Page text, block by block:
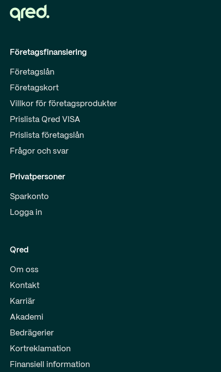
Företagsfinansiering
Företagslån
Företagskort
Villkor för företagsprodukter
Prislista Qred VISA
Prislista företagslån
Frågor och svar
Privatpersoner
Sparkonto
Logga in
Qred
Om oss
Kontakt
Karriär
Akademi
Bedrägerier
Kortreklamation
Finansiell information